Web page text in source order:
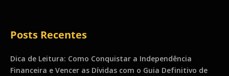
Posts Recentes
Dica de Leitura: Como Conquistar a Independência
Financeira e Vencer as Dívidas com o Guia Definitivo de